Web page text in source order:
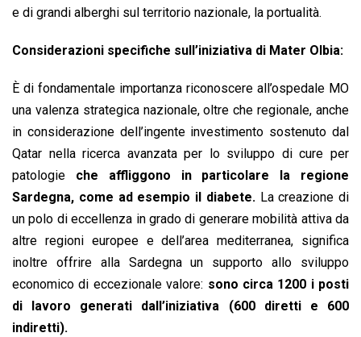
e di grandi alberghi sul territorio nazionale, la portualità.
Considerazioni specifiche sull’iniziativa di Mater Olbia:
È di fondamentale importanza riconoscere all’ospedale MO
una valenza strategica nazionale, oltre che regionale, anche
in considerazione dell’ingente investimento sostenuto dal
Qatar nella ricerca avanzata per lo sviluppo di cure per
patologie che affliggono in particolare la regione
Sardegna, come ad esempio il diabete.La creazione di
un polo di eccellenza in grado di generare mobilità attiva da
altre regioni europee e dell’area mediterranea, significa
inoltre offrire alla Sardegna un supporto allo sviluppo
economico di eccezionale valore: sono circa 1200 i posti
di lavoro generati dall’iniziativa (600 diretti e 600
indiretti).